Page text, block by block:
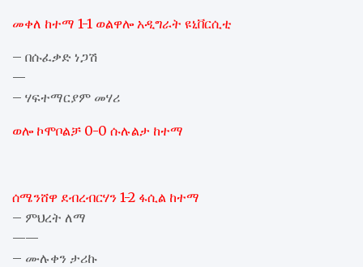
መቀለ ከተማ 1-1 ወልዋሎ አዲግራት ዩኒቨርሲቲ
– በሱፈቃድ ነጋሽ
—
– ሃፍተማርያም መሃሪ
ወሎ ኮሞቦልቻ 0-0 ሱሉልታ ከተማ
ሰሜንሸዋ ደብረብርሃን 1-2 ፋሲል ከተማ
– ምህረት ለማ
——
– ሙሉቀን ታሪኩ